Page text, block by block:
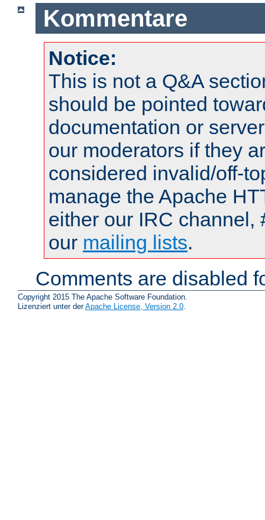
Kommentare
Notice:
This is not a Q&A
should be pointed
documentation or
our moderators if they
considered invalid/off-
manage the Apache
either our IRC channel,
our mailing lists.
Comments are disabled
Copyright 2015 The Apache Software Foundation.
Lizenziert unter derApache License, Version 2.0.